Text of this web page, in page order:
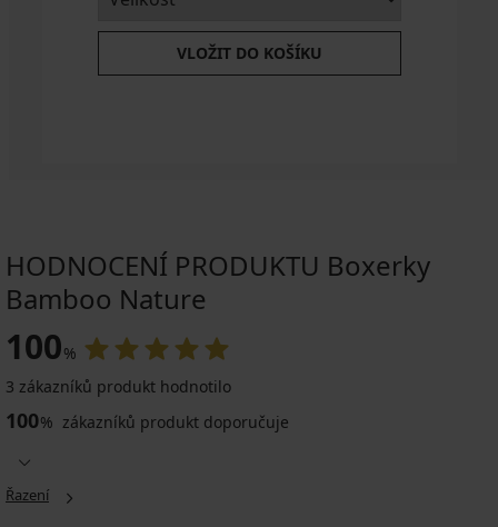
VLOŽIT DO KOŠÍKU
HODNOCENÍ PRODUKTU Boxerky
Bamboo Nature
100%
3 zákazníků produkt hodnotilo
100% zákazníků produkt doporučuje
Řazení